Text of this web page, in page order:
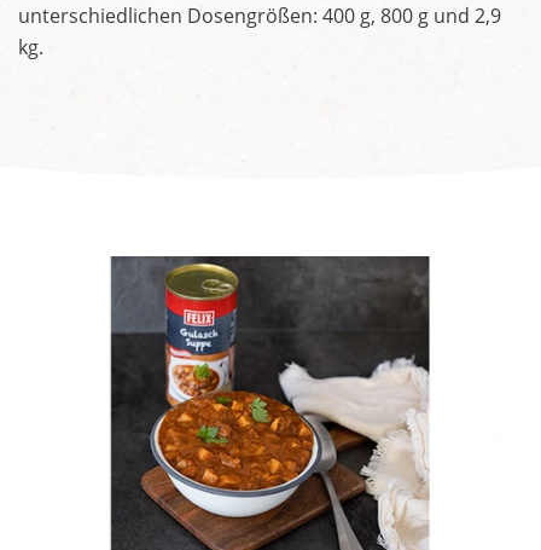
unterschiedlichen Dosengrößen: 400 g, 800 g und 2,9
kg.